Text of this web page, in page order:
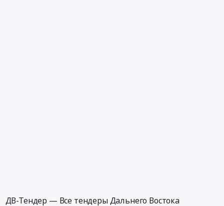
ДВ-Тендер — Все тендеры Дальнего Востока